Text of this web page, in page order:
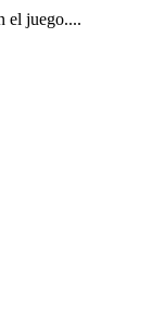
el juego....